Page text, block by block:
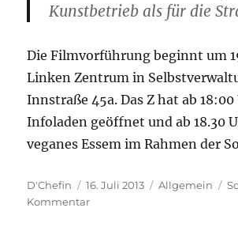
Kunstbetrieb als für die
Die Filmvorführung beginnt um
Linken Zentrum in
Innstraße 45a. Das Z hat ab 18:00
Infoladen geöffnet und ab 18.30
veganes Essem im Rahmen der
Autor
D'Chefin
Veröffentlicht
am
16. Juli 2013 Kategorien
Allgemein
Kommentarzu